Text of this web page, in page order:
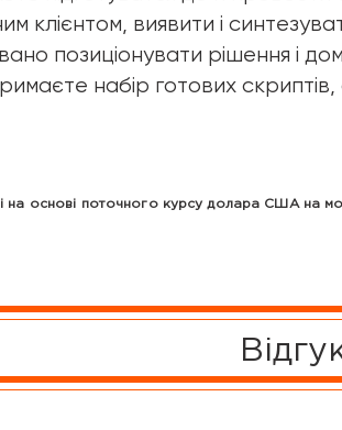
клієнтом, виявити і
позиціонувати рішення і
набір готових
на основі поточного курсу долара США на